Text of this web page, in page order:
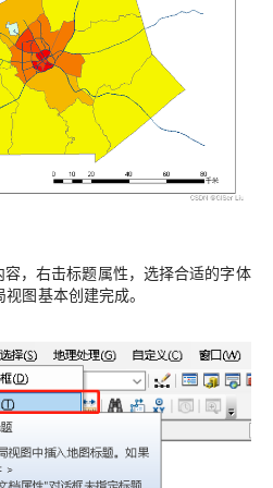
，右击标题属性，选择合适的字体
图基本创建完成。